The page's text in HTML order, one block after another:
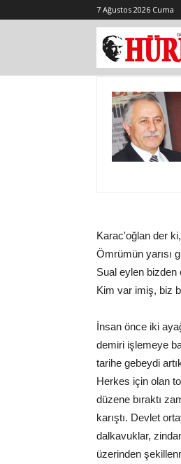
7 Ağustos 2026 Cuma
Karac'oğlan der
Ömrümün yarısı
Sual eylen bizden
Kim var imiş, biz
İnsan önce iki
demiri işlemeye
tarihe gebeydi
Herkes için olan
düzene bıraktı
karıştı. Devlet
dalkavuklar,
üzerinden